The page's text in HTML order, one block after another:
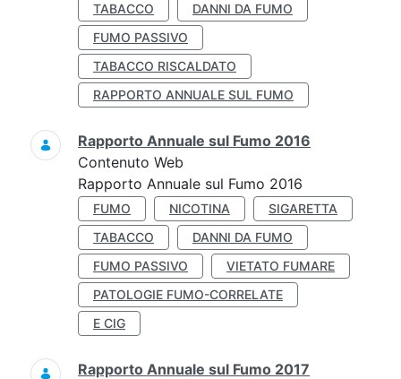
TABACCO
DANNI DA FUMO
FUMO PASSIVO
TABACCO RISCALDATO
RAPPORTO ANNUALE SUL FUMO
Rapporto Annuale sul Fumo 2016
Contenuto Web
Rapporto Annuale sul Fumo 2016
FUMO NICOTINA
SIGARETTA
TABACCO
DANNI DA FUMO
FUMO PASSIVO
VIETATO FUMARE
PATOLOGIE FUMO-CORRELATE
E CIG
Rapporto Annuale sul Fumo 2017